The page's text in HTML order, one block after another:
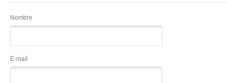
Nombre
E-mail